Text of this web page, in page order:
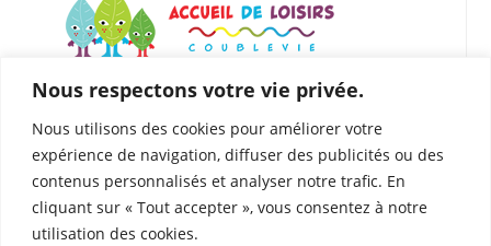
Nous respectons votre vie privée.
Nous utilisons des cookies pour améliorer votre
expérience de navigation, diffuser des publicités ou des
contenus personnalisés et analyser notre trafic. En
cliquant sur « Tout accepter », vous consentez à notre
utilisation des cookies.
LÉO LAGRANGE CENTRE EST
112 Rue du Presbytère, 38500 Coublevie
04.76.05.04.25
06. 75.81.90.49
coublevie@leolagrange.org